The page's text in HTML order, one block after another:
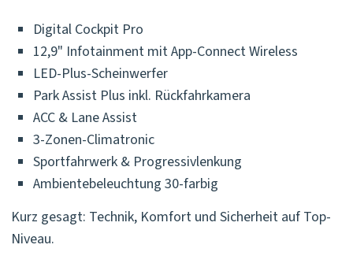
Digital Cockpit Pro
12,9" Infotainment mit App-Connect Wireless
LED-Plus-Scheinwerfer
Park Assist Plus inkl. Rückfahrkamera
ACC & Lane Assist
3-Zonen-Climatronic
Sportfahrwerk & Progressivlenkung
Ambientebeleuchtung 30-farbig
Kurz gesagt: Technik, Komfort und Sicherheit auf Top-
Niveau.